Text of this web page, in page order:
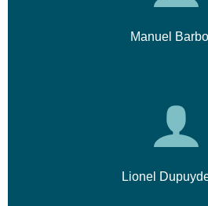
Manuel
Lionel